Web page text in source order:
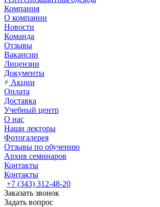
Компания
О компании
Новости
Команда
Отзывы
Вакансии
Лицензии
Документы
Акции
Оплата
Доставка
Учебный центр
О нас
Наши лекторы
Фотогалерея
Отзывы по обучению
Архив семинаров
Контакты
Контакты
+7 (343) 312-48-20
Заказать звонок
Задать вопрос